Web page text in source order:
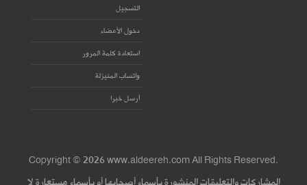
التسجيل
دخول الأعضاء
استعادة كلمة المرور
واتساب المنيزلة
أرسل خبرا
Copyright © 2026 www.aldeereh.com All Rights Reserved.